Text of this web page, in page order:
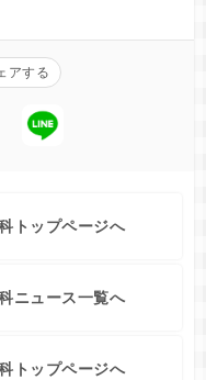
アする
トップページへ
ニュース一覧へ
トップページへ